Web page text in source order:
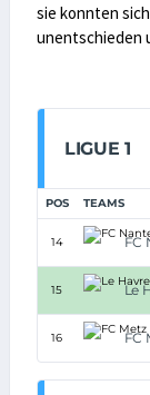
sie konnten
unentschieden
LIGUE 1
POS TEAMS
14 FC
15 Le
16 FC